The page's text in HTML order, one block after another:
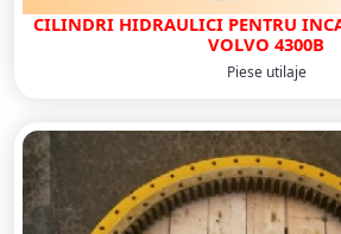
CILINDRI HIDRAULICI PENTRU
VOLVO 4300B
Piese utilaje